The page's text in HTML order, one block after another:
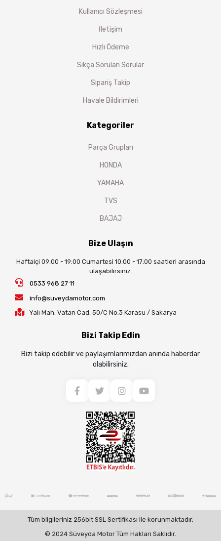
Kullanıcı Sözleşmesi
İletişim
Hızlı Ödeme
Sıkça Sorulan Sorular
Sipariş Takip
Havale Bildirimleri
Kategoriler
Parça Grupları
HONDA
YAMAHA
TVS
BAJAJ
Bize Ulaşın
Haftaiçi 09:00 - 19:00 Cumartesi 10:00 - 17:00 saatleri arasında
ulaşabilirsiniz.
0533 968 27 11
info@suveydamotor.com
Yalı Mah. Vatan Cad. 50/C No:3 Karasu / Sakarya
Bizi Takip Edin
Bizi takip edebilir ve paylaşımlarımızdan anında haberdar
olabilirsiniz.
Tüm bilgileriniz 256bit SSL Sertifikası ile korunmaktadır.
© 2024 Süveyda Motor Tüm Hakları Saklıdır.